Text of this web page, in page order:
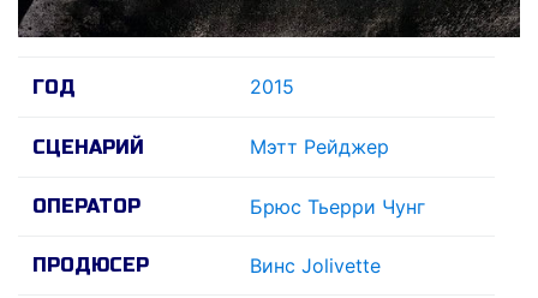
ГОД 2015
СЦЕНАРИЙ Мэтт Рейджер
ОПЕРАТОР Брюс Тьерри Чунг
ПРОДЮСЕР Винс Jolivette